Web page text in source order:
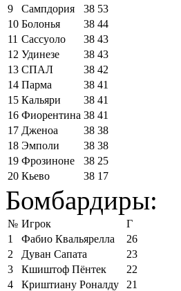
9
Сампдория 38 53
10 Болонья 38 44
11 Сассуоло 38 43
12 Удинезе 38 43
13 СПАЛ 38 42
14 Парма 38 41
15 Кальяри 38 41
16 Фиорентина 38 41
17 Дженоа 38 38
18 Эмполи 38 38
19 Фрозиноне 38 25
20 Кьево 38 17
Бомбардиры:
№ Игрок
Г
1
Фабио Квальярелла
26
2
Дуван Сапата
23
3
Кшиштоф Пёнтек
22
4
Криштиану Роналду
21